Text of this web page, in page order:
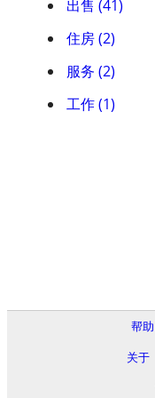
出售 (41)
住房 (2)
服务 (2)
工作 (1)
帮助
关于